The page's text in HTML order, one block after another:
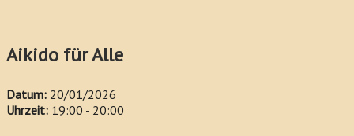
Aikido für Alle
Datum: 20/01/2026
Uhrzeit: 19:00 - 20:00